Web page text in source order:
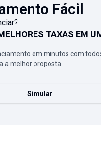
Fácil
TAXAS EM
em minutos com
a melhor proposta.
Simular